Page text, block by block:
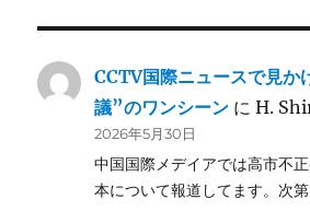
CCTV国際ニュースで見か
議”のワンシーン にH.
2026年5月30日
中国国際メデイアでは高市不
本について報道してます。次